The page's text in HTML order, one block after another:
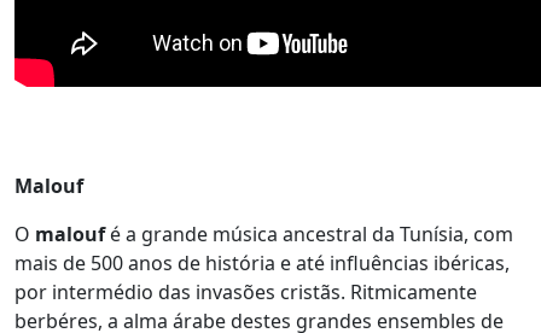
Malouf
O maloufé a grande música ancestral da Tunísia, com
mais de 500 anos de história e até influências ibéricas,
por intermédio das invasões cristãs. Ritmicamente
berbéres, a alma árabe destes grandes ensembles de